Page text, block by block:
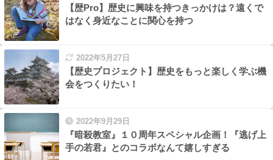
【歴Pro】歴史に興味を持つきっかけは？遠くで
はなく身近なことに関心を持つ
2022年5月27日
【歴史プロジェクト】歴史をもっと楽しく学ぶ機
会をつくりたい！
2022年9月29日
『暗殺教室』１０周年スペシャル企画！『逃げ上
手の若君』とのコラボなんて嬉しすぎる